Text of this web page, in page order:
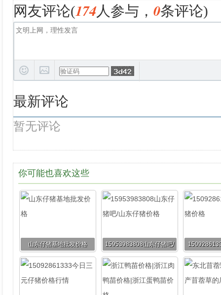
网友评论(174人参与， 0条评论)
最新评论
暂无评论
你可能也喜欢这些
山东仔猪基地批发价格
15953983808山东仔猪吧/
山东仔猪价格